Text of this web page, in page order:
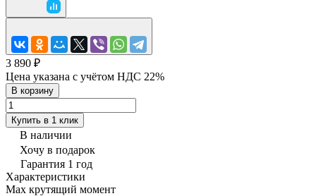
3 890 ₽
Цена указана с учётом НДС 22%
В корзину
Купить в 1 клик
В наличии
Хочу в подарок
Гарантия 1 год
Характеристики
Max крутящий момент